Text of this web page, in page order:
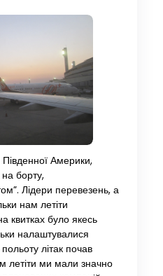
Південної Америки,
на борту,
Лідери перевезень, а
нам летіти
квитках було якесь
налаштувалися
літак почав
летіти ми мали значно